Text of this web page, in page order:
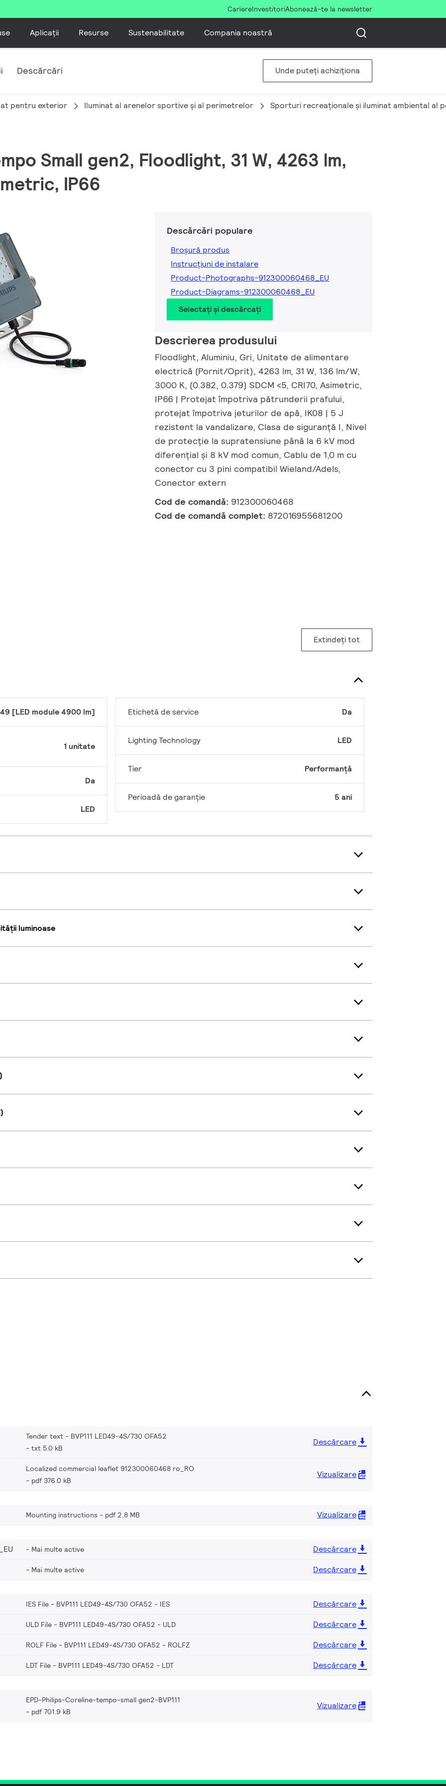
CariereInvestitoriAbonează-te la newsletter
Aplicații Resurse Sustenabilitate Compania noastră
Descărcări Unde puteți achiziționa
pentru exterior Iluminat al arenelor sportive și al perimetrelor Sporturi recreaționale și iluminat ambiental al
Small gen2, Floodlight, 31 W, 4263 lm,
IP66
Descărcări populare
Broșură produs
Instrucțiuni de instalare
Product-Photographs-912300060468_EU
Product-Diagrams-912300060468_EU
Selectați și descărcați
Descrierea produsului
Floodlight, Aluminiu, Gri, Unitate de alimentare
electrică (Pornit/Oprit), 4263 lm, 31 W, 136 lm/W,
3000 K, (0.382, 0.379) SDCM <5, CRI70, Asimetric,
IP66 | Protejat împotriva pătrunderii prafului,
protejat împotriva jeturilor de apă, IK08 | 5 J
rezistent la vandalizare, Clasa de siguranță I, Nivel
de protecție la supratensiune până la 6 kV mod
diferențial și 8 kV mod comun, Cablu de 1,0 m cu
conector cu 3 pini compatibil Wieland/Adels,
Conector extern
Cod de comandă: 912300060468
Cod de comandă complet: 872016955681200
Extindeți tot
[LED module 4900 lm]
1 unitate
Da
LED
Etichetă de service Da
Lighting Technology LED
Tier Performanță
Perioadă de garanţie 5 ani
luminoase
Tender text - BVP111 LED49-4S/730 OFA52
txt 5.0 kB
Descărcare
Localized commercial leaflet 912300060468 ro_RO
pdf 376.0 kB
Vizualizare
Mounting instructions pdf 2.8 MB Vizualizare
Mai multe active
Descărcare
Mai multe active Descărcare
IES File - BVP111 LED49-4S/730 OFA52 IES
Descărcare
ULD File - BVP111 LED49-4S/730 OFA52 ULD
Descărcare
ROLF File - BVP111 LED49-4S/730 OFA52 ROLFZ
Descărcare
LDT File - BVP111 LED49-4S/730 OFA52 LDT Descărcare
EPD-Philips-Coreline-tempo-small gen2-BVP111
pdf 701.9 kB
Vizualizare